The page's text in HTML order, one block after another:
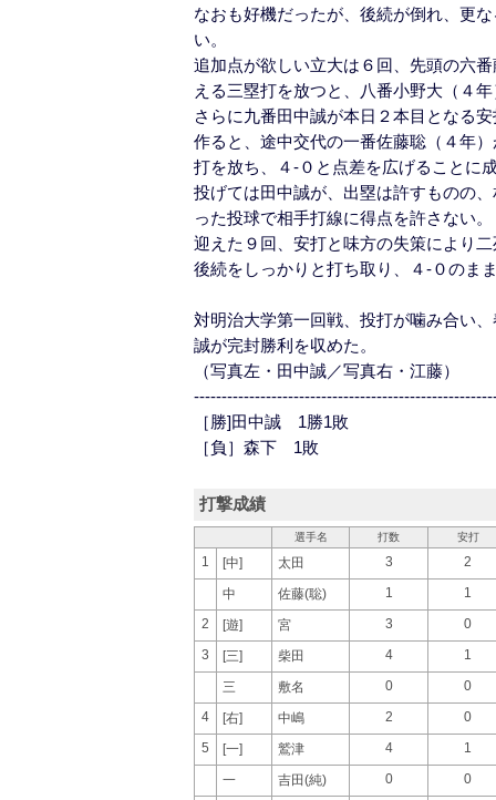
なおも好機だったが、後続が倒れ、更
い。
追加点が欲しい立大は６回、先頭の六
える三塁打を放つと、八番小野大（４
さらに九番田中誠が本日２本目となる
作ると、途中交代の一番佐藤聡（４年
打を放ち、４-０と点差を広げることに
投げては田中誠が、出塁は許すものの
った投球で相手打線に得点を許さない。
迎えた９回、安打と味方の失策により
後続をしっかりと打ち取り、４-０のま
対明治大学第一回戦、投打が噛み合い
誠が完封勝利を収めた。
（写真左・田中誠／写真右・江藤）
［勝]田中誠 1勝1敗
［負］森下 1敗
打撃成績
選手名 打数 安打
1 [中] 太田 3 2
中 佐藤(聡) 1
1
2
[遊] 宮 3
0
3
[三] 柴田 4 1
三 敷名 0
0
4
[右] 中嶋 2
0
5
[一] 鷲津 4 1
一 吉田(純) 0
0